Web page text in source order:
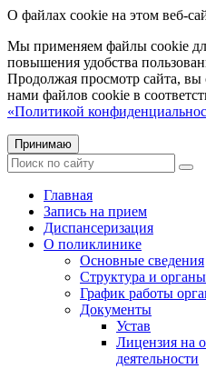
О файлах cookie на этом веб-
Мы применяем файлы cookie
повышения удобства
Продолжая просмотр сайта, вы
нами файлов cookie в
«Политикой
Принимаю
Главная
Запись на прием
Диспансеризация
О поликлинике
Основные сведения
Структура и
График работы
Документы
Устав
Лицензия на
деятельности